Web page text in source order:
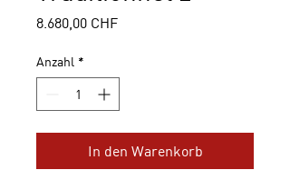
8.680,00 CHFPreis
Anzahl *
In den Warenkorb